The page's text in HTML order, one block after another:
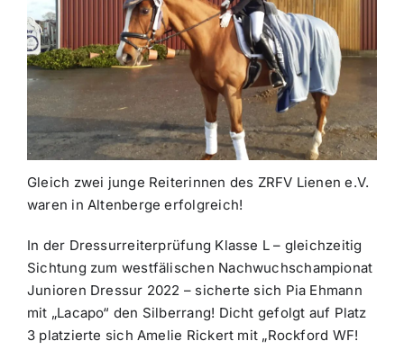
Gleich zwei junge Reiterinnen des ZRFV Lienen e.V.
waren in Altenberge erfolgreich!
In der Dressurreiterprüfung Klasse L – gleichzeitig
Sichtung zum westfälischen Nachwuchschampionat
Junioren Dressur 2022 – sicherte sich Pia Ehmann
mit „Lacapo“ den Silberrang! Dicht gefolgt auf Platz
3 platzierte sich Amelie Rickert mit „Rockford WF!